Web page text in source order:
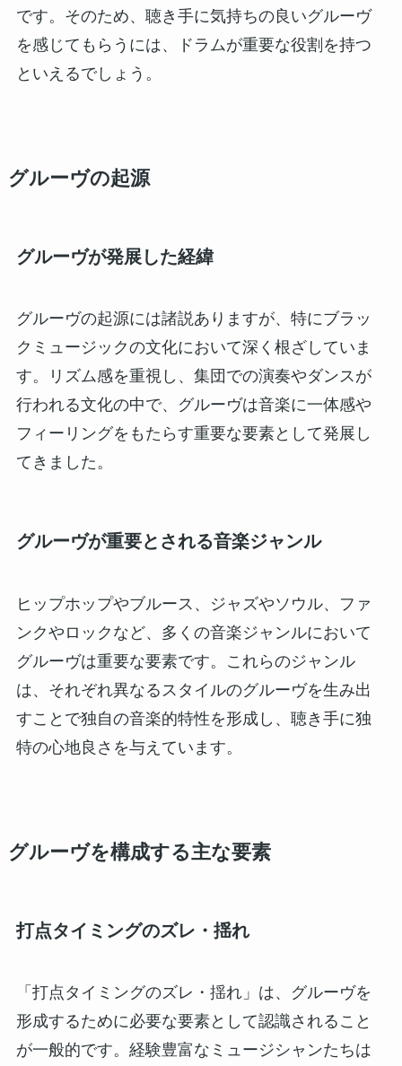
です。そのため、聴き手に気持ちの良いグルーヴ
を感じてもらうには、ドラムが重要な役割を持つ
といえるでしょう。
グルーヴの起源
グルーヴが発展した経緯
グルーヴの起源には諸説ありますが、特にブラッ
クミュージックの文化において深く根ざしていま
す。リズム感を重視し、集団での演奏やダンスが
行われる文化の中で、グルーヴは音楽に一体感や
フィーリングをもたらす重要な要素として発展し
てきました。
グルーヴが重要とされる音楽ジャンル
ヒップホップやブルース、ジャズやソウル、ファ
ンクやロックなど、多くの音楽ジャンルにおいて
グルーヴは重要な要素です。これらのジャンル
は、それぞれ異なるスタイルのグルーヴを生み出
すことで独自の音楽的特性を形成し、聴き手に独
特の心地良さを与えています。
グルーヴを構成する主な要素
打点タイミングのズレ・揺れ
「打点タイミングのズレ・揺れ」は、グルーヴを
形成するために必要な要素として認識されること
が一般的です。経験豊富なミュージシャンたちは